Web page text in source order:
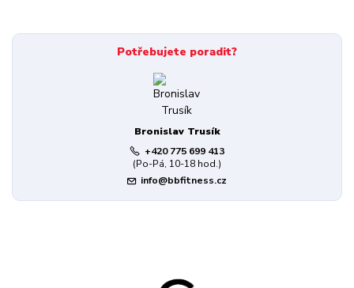
Potřebujete poradit?
Bronislav Trusík
+420 775 699 413
(Po-Pá, 10-18 hod.)
info@bbfitness.cz